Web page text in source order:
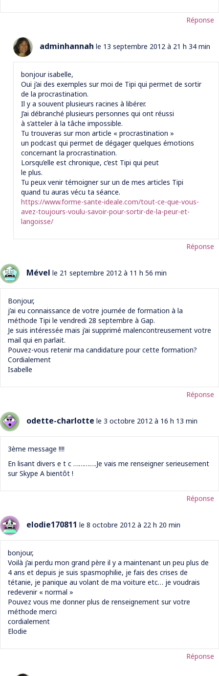
Réponse
adminhannah le 13 septembre 2012 à 21 h 34 min
bonjour isabelle,
Oui j’ai des exemples sur moi de Tipi qui permet de sortir
de la procrastination.
Il y a souvent plusieurs racines à libérer.
J’ai débranché plusieurs personnes qui ont réussi
à s’atteler à la tâche impossible.
Tu trouveras sur mon article « procrastination »
un podcast qui permet de dégager quelques émotions
concernant la procrastination.
Lorsqu’elle est chronique, c’est Tipi qui peut
le plus.
Tu peux venir témoigner sur un de mes articles Tipi
quand tu auras vécu ta séance.
https://www.forme-sante-ideale.com/tout-ce-que-vous-
avez-toujours-voulu-savoir-pour-sortir-de-la-peur-et-
langoisse/
Réponse
Mével le 21 septembre 2012 à 11 h 56 min
Bonjour,
j’ai eu connaissance de votre journée de formation à la
méthode Tipi le vendredi 28 septembre à Gap.
Je suis intéressée mais j’ai supprimé malencontreusement votre
mail qui en parlait.
Pouvez-vous retenir ma candidature pour cette formation?
Cordialement
Isabelle
Réponse
odette-charlotte le 3 octobre 2012 à 16 h 13 min
3ème message !!!!
En lisant divers e t c ………….Je vais me renseigner serieusement
sur Skype A bientôt !
Réponse
elodie170811 le 8 octobre 2012 à 22 h 20 min
bonjour,
Voilà j’ai perdu mon grand père il y a maintenant un peu plus de
4 ans et depuis je suis spasmophilie, je fais des crises de
tétanie, je panique au volant de ma voiture etc… je voudrais
redevenir « normal »
Pouvez vous me donner plus de renseignement sur votre
méthode merci
cordialement
Elodie
Réponse